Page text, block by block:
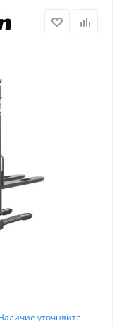
уточняйте